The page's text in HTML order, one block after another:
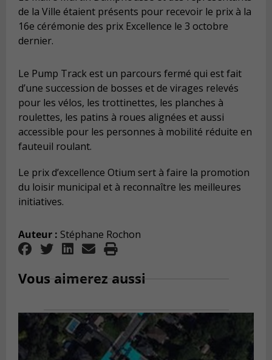
de la Ville étaient présents pour recevoir le prix à la
16e cérémonie des prix Excellence le 3 octobre
dernier.
Le Pump Track est un parcours fermé qui est fait
d’une succession de bosses et de virages relevés
pour les vélos, les trottinettes, les planches à
roulettes, les patins à roues alignées et aussi
accessible pour les personnes à mobilité réduite en
fauteuil roulant.
Le prix d’excellence Otium sert à faire la promotion
du loisir municipal et à reconnaître les meilleures
initiatives.
Auteur : Stéphane Rochon
Vous aimerez aussi